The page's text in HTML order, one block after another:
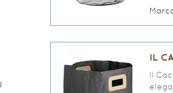
IL
Il